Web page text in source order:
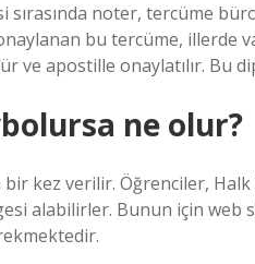
noter, tercüme
bu tercüme, illerde
ve apostille onaylatılır. Bu
ne olur?
bir kez verilir. Öğrenciler,
alabilirler. Bunun için web